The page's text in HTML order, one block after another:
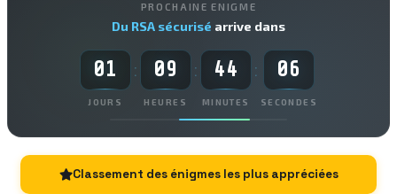
PROCHAINE ENIGME
Du RSA sécurisé arrive dans
01
JOURS
: 09
HEURES
: 44
MINUTES
: 05
SECONDES
Classement des énigmes les plus appréciées